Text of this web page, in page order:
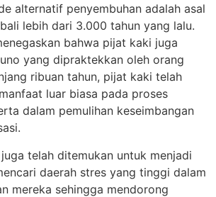
alternatif penyembuhan adalah asal
lebih dari 3.000 tahun yang lalu.
bahwa pijat kaki juga
yang dipraktekkan oleh orang
ribuan tahun, pijat kaki telah
luar biasa pada proses
dalam pemulihan keseimbangan
telah ditemukan untuk menjadi
daerah stres yang tinggi dalam
mereka sehingga mendorong